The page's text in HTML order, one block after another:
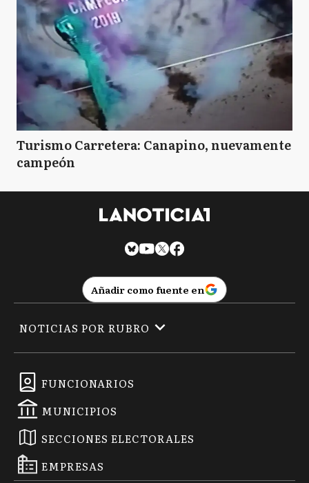
Turismo Carretera: Canapino, nuevamente
campeón
Añadir como fuente en
FUNCIONARIOS
MUNICIPIOS
SECCIONES ELECTORALES
EMPRESAS
NOTICIAS POR RUBRO